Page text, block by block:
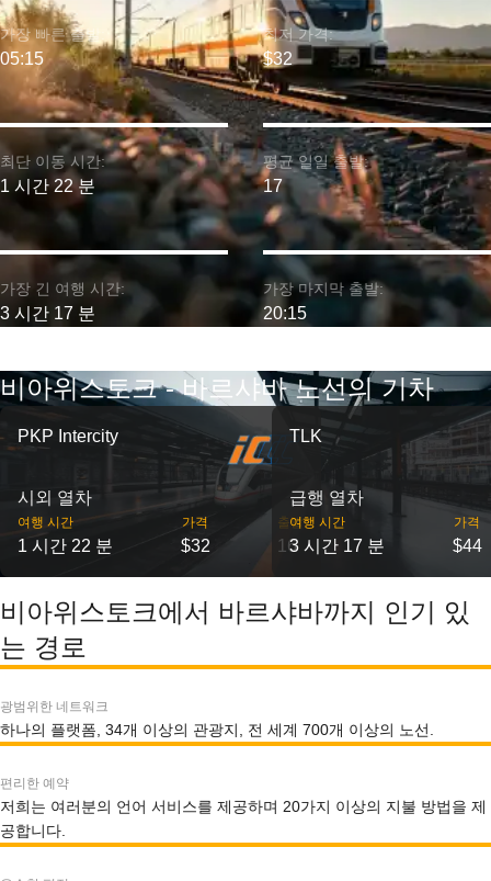
최단 이동 시간:
1 시간 22 분
가장 빠른 출발:
05:15
가장 긴 여행 시간:
3 시간 17 분
최저 가격:
$32
평균 일일 출발:
17
가장 마지막 출발:
20:15
비아위스토크 - 바르샤바 노선의 기차
PKP Intercity
시외 열차
여행 시간
1 시간 22 분
가격
$32
출발
16
TLK
급행 열차
여행 시간
3 시간 17 분
가격
$44
비아위스토크에서 바르샤바까지 인기 있
는 경로
광범위한 네트워크
하나의 플랫폼, 34개 이상의 관광지, 전 세계 700개 이상의 노선.
편리한 예약
저희는 여러분의 언어 서비스를 제공하며 20가지 이상의 지불 방법을 제
공합니다.